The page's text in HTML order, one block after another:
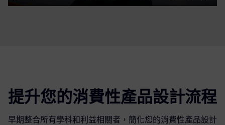
Play Mute
EnableSettings
PIP
Enter
提升您的消費性產品設計流程
早期整合所有學科和利益相關者，簡化您的消費性產品設計